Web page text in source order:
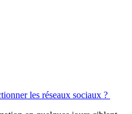
les réseaux sociaux ?